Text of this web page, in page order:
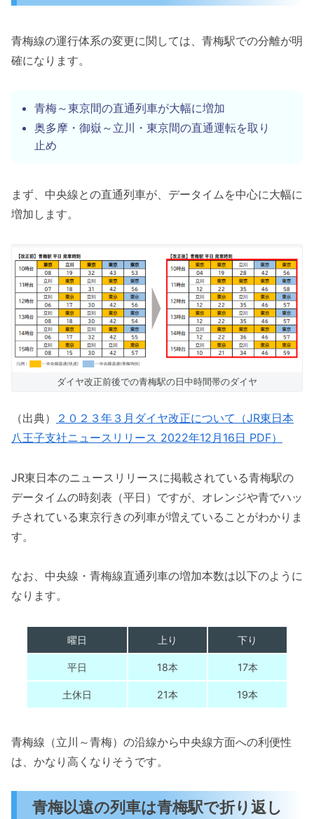
青梅線の運行体系の変更に関しては、青梅駅での分離が明
確になります。
青梅～東京間の直通列車が大幅に増加
奥多摩・御嶽～立川・東京間の直通運転を取り
止め
まず、中央線との直通列車が、データイムを中心に大幅に
増加します。
ダイヤ改正前後での青梅駅の日中時間帯のダイヤ
（出典）
２０２３年３月ダイヤ改正について（JR東日本
八王子支社ニュースリリース 2022年12月16日 PDF）
JR東日本のニュースリリースに掲載されている青梅駅の
データイムの時刻表（平日）ですが、オレンジや青でハッ
チされている東京行きの列車が増えていることがわかりま
す。
なお、中央線・青梅線直通列車の増加本数は以下のように
なります。
曜日 上り 下り
平日 18本 17本
土休日 21本 19本
青梅線（立川～青梅）の沿線から中央線方面への利便性
は、かなり高くなりそうです。
青梅以遠の列車は青梅駅で折り返し